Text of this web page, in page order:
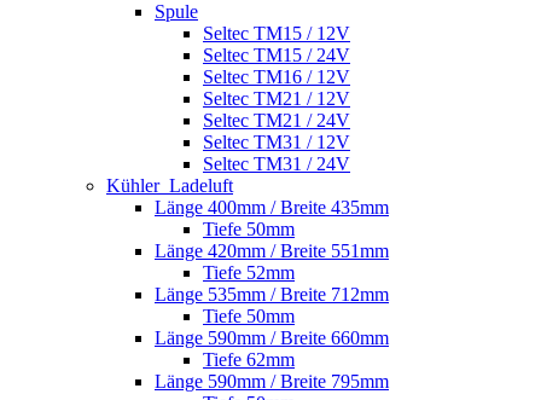
Spule
Seltec TM15 / 12V
Seltec TM15 / 24V
Seltec TM16 / 12V
Seltec TM21 / 12V
Seltec TM21 / 24V
Seltec TM31 / 12V
Seltec TM31 / 24V
Kühler_Ladeluft
Länge 400mm / Breite 435mm
Tiefe 50mm
Länge 420mm / Breite 551mm
Tiefe 52mm
Länge 535mm / Breite 712mm
Tiefe 50mm
Länge 590mm / Breite 660mm
Tiefe 62mm
Länge 590mm / Breite 795mm